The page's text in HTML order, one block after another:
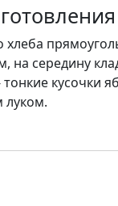
хлеба
на середину
кусочки
луком.